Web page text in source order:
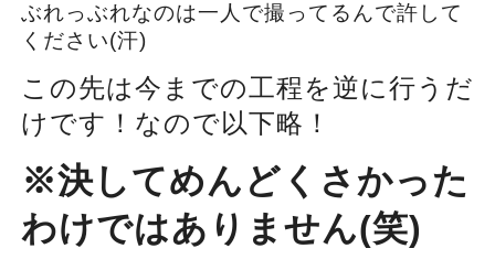
ぶれっぶれなのは一人で撮ってるんで許して
ください(汗)
この先は今までの工程を逆に行うだ
けです！なので以下略！
※決してめんどくさかった
わけではありません(笑)